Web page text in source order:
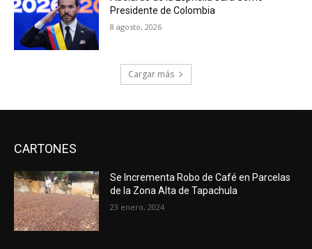
Presidente de Colombia
8 agosto, 2026
Cargar más
CARTONES
Se Incrementa Robo de Café en Parcelas
de la Zona Alta de Tapachula
23 enero, 2024